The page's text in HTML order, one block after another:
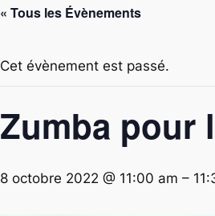
« Tous les Évènements
Cet évènement est passé.
Zumba pour
8 octobre 2022 @ 11:00 am –